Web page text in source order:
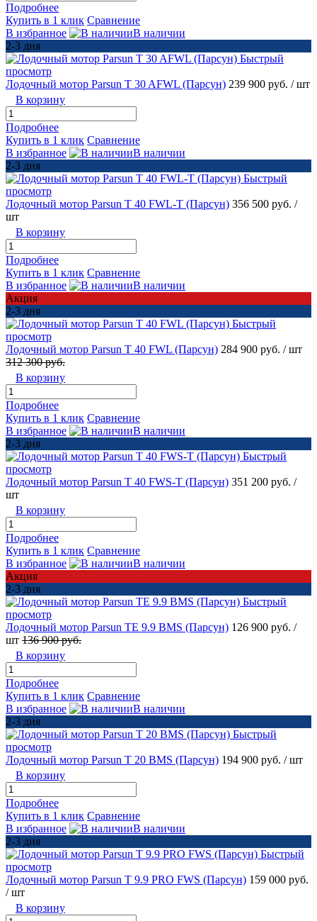
Подробнее
Купить в 1 клик Сравнение
В избранное
В наличии
2-3 дня
Быстрый
просмотр
Лодочный мотор Parsun T 30 AFWL (Парсун) 239 900 руб. / шт
В корзину
Подробнее
Купить в 1 клик Сравнение
В избранное
В наличии
2-3 дня
Быстрый
просмотр
Лодочный мотор Parsun T 40 FWL-T (Парсун) 356 500 руб. /
шт
В корзину
Подробнее
Купить в 1 клик Сравнение
В избранное
В наличии
Акция
2-3 дня
Быстрый
просмотр
Лодочный мотор Parsun T 40 FWL (Парсун) 284 900 руб. / шт
312 300 руб.
В корзину
Подробнее
Купить в 1 клик Сравнение
В избранное
В наличии
2-3 дня
Быстрый
просмотр
Лодочный мотор Parsun T 40 FWS-T (Парсун) 351 200 руб. /
шт
В корзину
Подробнее
Купить в 1 клик Сравнение
В избранное
В наличии
Акция
2-3 дня
Быстрый
просмотр
Лодочный мотор Parsun TE 9.9 BMS (Парсун) 126 900 руб. /
шт 136 900 руб.
В корзину
Подробнее
Купить в 1 клик Сравнение
В избранное
В наличии
2-3 дня
Быстрый
просмотр
Лодочный мотор Parsun T 20 BMS (Парсун) 194 900 руб. / шт
В корзину
Подробнее
Купить в 1 клик Сравнение
В избранное
В наличии
2-3 дня
Быстрый
просмотр
Лодочный мотор Parsun T 9.9 PRO FWS (Парсун) 159 000 руб.
/ шт
В корзину